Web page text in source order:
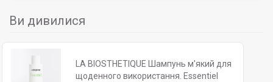
Ви дивилися
LA BIOSTHETIQUE Шампунь м'який для
щоденного використання. Essentiel